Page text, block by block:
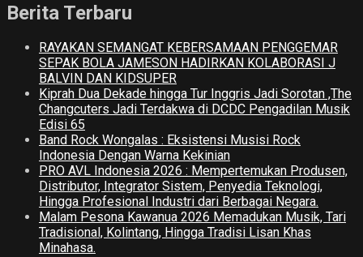
Berita Terbaru
RAYAKAN SEMANGAT KEBERSAMAAN PENGGEMAR
SEPAK BOLA JAMESON HADIRKAN KOLABORASI J
BALVIN DAN KIDSUPER
Kiprah Dua Dekade hingga Tur Inggris Jadi Sorotan ,The
Changcuters Jadi Terdakwa di DCDC Pengadilan Musik
Edisi 65
Band Rock Wongalas : Eksistensi Musisi Rock
Indonesia Dengan Warna Kekinian
PRO AVL Indonesia 2026 : Mempertemukan Produsen,
Distributor, Integrator Sistem, Penyedia Teknologi,
Hingga Profesional Industri dari Berbagai Negara.
Malam Pesona Kawanua 2026 Memadukan Musik, Tari
Tradisional, Kolintang, Hingga Tradisi Lisan Khas
Minahasa.